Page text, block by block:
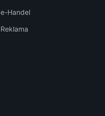
e-Handel
Reklama